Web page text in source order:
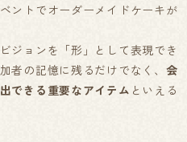
ントでオーダーメイドケーキが
ジョンを「形」として表現でき
者の記憶に残るだけでなく、 会
できる重要なアイテム といえる